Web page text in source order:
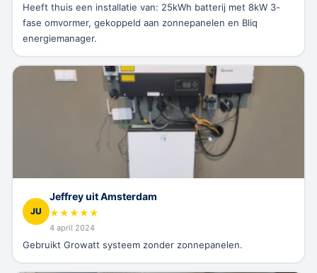
Heeft thuis een installatie van: 25kWh batterij met 8kW 3-
fase omvormer, gekoppeld aan zonnepanelen en Bliq
energiemanager.
JU
Jeffrey uit Amsterdam
★★★★★
4 april 2024
Gebruikt Growatt systeem zonder zonnepanelen.